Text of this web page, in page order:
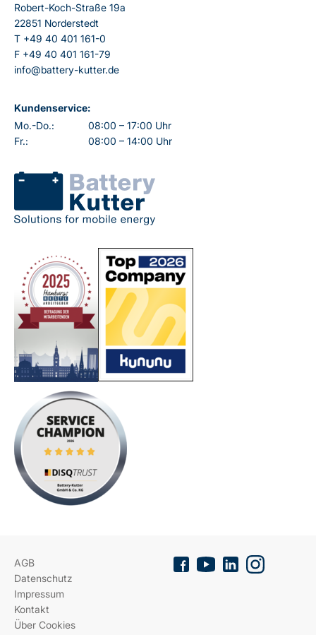
Robert-Koch-Straße 19a
22851 Norderstedt
T +49 40 401 161-0
F +49 40 401 161-79
info@battery-kutter.de
Kundenservice:
Mo.-Do.:
08:00 – 17:00 Uhr
Fr.:
08:00 – 14:00 Uhr
AGB
Datenschutz
Impressum
Kontakt
Über Cookies